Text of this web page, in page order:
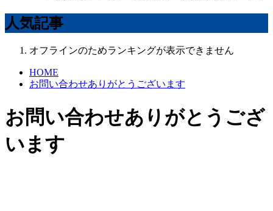
人気記事
オフラインのためランキングが表示できません
HOME
お問い合わせありがとうございます
お問い合わせありがとうござ
います